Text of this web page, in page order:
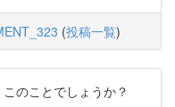
(投稿一覧)
のことでしょうか？